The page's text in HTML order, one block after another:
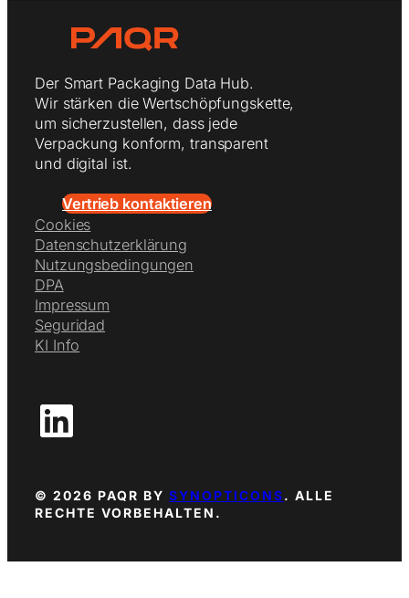
Der Smart Packaging Data Hub.
Wir stärken die Wertschöpfungskette,
um sicherzustellen, dass jede
Verpackung konform, transparent
und digital ist.
Vertrieb kontaktieren
Cookies
Datenschutzerklärung
Nutzungsbedingungen
DPA
Impressum
Seguridad
KI Info
LinkedIn
© 2026 PAQR BY SYNOPTICONS. ALLE
RECHTE VORBEHALTEN.